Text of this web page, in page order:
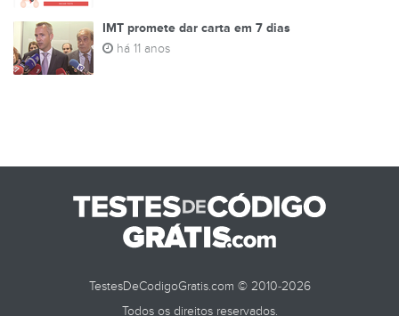
IMT promete dar carta em 7 dias
há 11 anos
TestesDeCodigoGratis.com © 2010-2026
Todos os direitos reservados.